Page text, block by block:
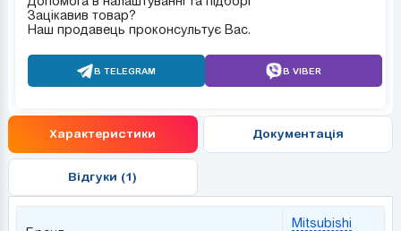
Зацікавив товар?
Наш продавець проконсультує Вас.
В TELEGRAM В VIBER
Характеристики Документація
Відгуки (1)
Mitsubishi